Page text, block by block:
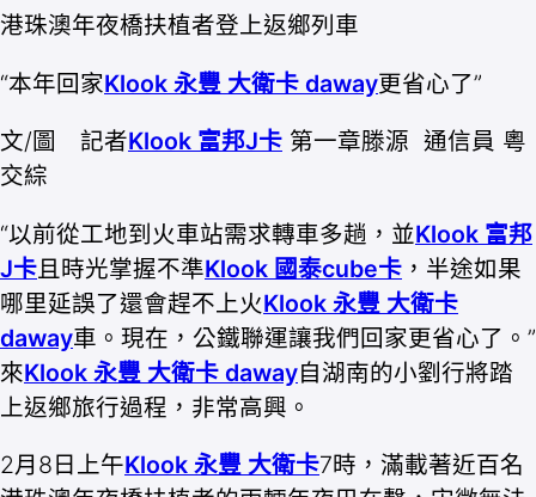
港珠澳年夜橋扶植者登上返鄉列車
“本年回家Klook 永豐 大衛卡 daway更省心了”
文/圖 記者Klook 富邦J卡 第一章滕源 通信員 粵
交綜
“以前從工地到火車站需求轉車多趟，並Klook 富邦
J卡且時光掌握不準Klook 國泰cube卡 ，半途如果
哪里延誤了還會趕不上火Klook 永豐 大衛卡
daway車。現在，公鐵聯運讓我們回家更省心了。”
來Klook 永豐 大衛卡 daway自湖南的小劉行將踏
上返鄉旅行過程，非常高興。
2月8日上午Klook 永豐 大衛卡7時，滿載著近百名